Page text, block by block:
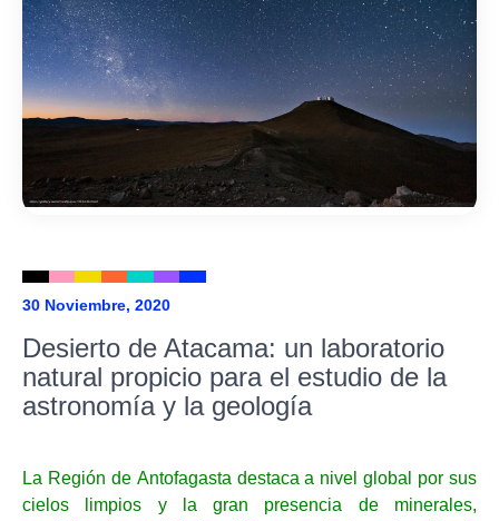
30 Noviembre, 2020
Desierto de Atacama: un laboratorio
natural propicio para el estudio de la
astronomía y la geología
La Región de Antofagasta destaca a nivel global por sus
cielos limpios y la gran presencia de minerales,